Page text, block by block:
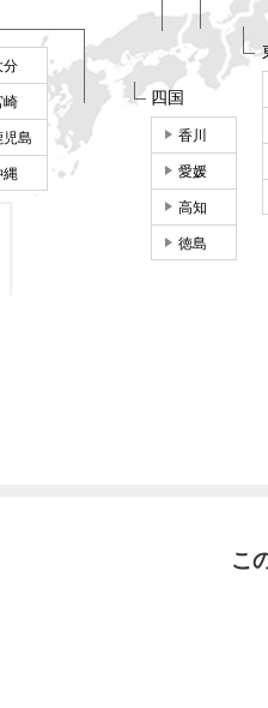
四国
香川
愛媛
高知
徳島
分
崎
児島
縄
こ